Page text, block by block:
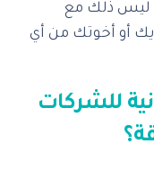
ليس ذلك مع
أو أخوتك من أي
للشركات